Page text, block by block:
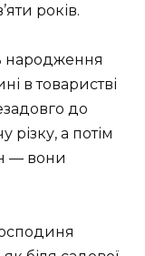
років.
народження
в товаристві
до
різку, а потім
— вони